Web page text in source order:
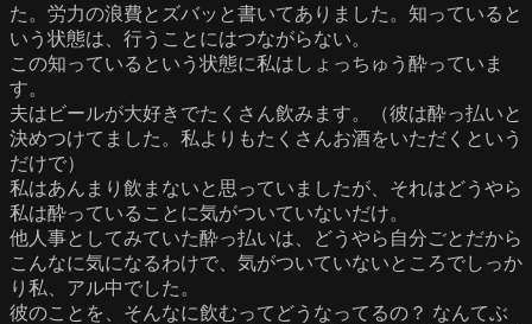
た。労力の浪費とズバッと書いてありました。知っていると
いう状態は、行うことにはつながらない。
この知っているという状態に私はしょっちゅう酔っていま
す。
夫はビールが大好きでたくさん飲みます。（彼は酔っ払いと
決めつけてました。私よりもたくさんお酒をいただくという
だけで）
私はあんまり飲まないと思っていましたが、それはどうやら
私は酔っていることに気がついていないだけ。
他人事としてみていた酔っ払いは、どうやら自分ごとだから
こんなに気になるわけで、気がついていないところでしっか
り私、アル中でした。
彼のことを、そんなに飲むってどうなってるの？ なんてぶ